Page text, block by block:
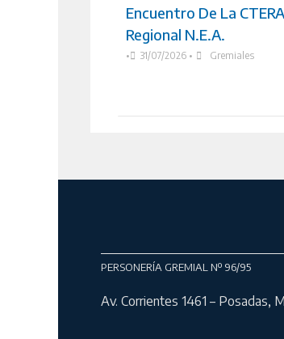
Encuentro De La
Regional N.E.A.
• 31/07/2026 • Gremiales
PERSONERÍA GREMIAL Nº 96/95
Av. Corrientes 1461 – Posadas,